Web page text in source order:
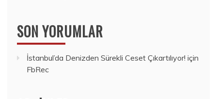
SON YORUMLAR
İstanbul’da Denizden Sürekli Ceset Çıkartılıyor! için
FbRec